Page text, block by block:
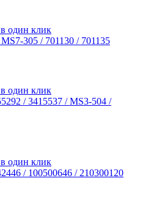
один клик
305 / 701130 / 701135
один клик
/ 3415537 / MS3-504 /
один клик
/ 100500646 / 210300120